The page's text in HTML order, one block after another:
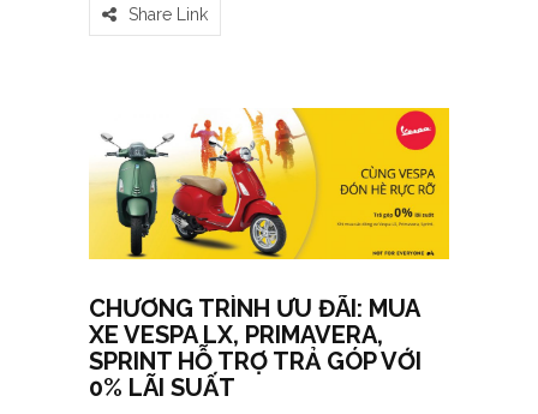
Share Link
CHƯƠNG TRÌNH ƯU ĐÃI: MUA
XE VESPA LX, PRIMAVERA,
SPRINT HỖ TRỢ TRẢ GÓP VỚI
0% LÃI SUẤT